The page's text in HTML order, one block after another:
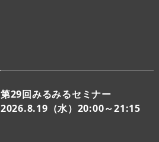
第29回みるみるセミナー
2026.8.19（水）20:00～21:15